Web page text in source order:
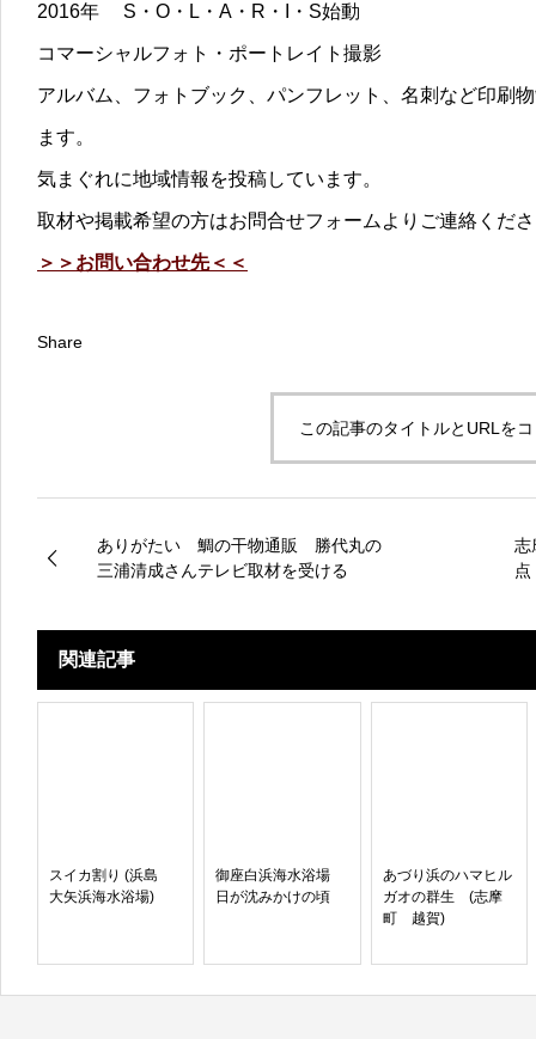
2016年 S・O・L・A・R・I・S始動
コマーシャルフォト・ポートレイト撮影
アルバム、フォトブック、パンフレット、名刺など印刷
ます。
気まぐれに地域情報を投稿しています。
取材や掲載希望の方はお問合せフォームよりご連絡くだ
＞＞お問い合わせ先＜＜
Share
この記事のタイトルとURLを
ありがたい 鯛の干物通販 勝代丸の
三浦清成さんテレビ取材を受ける
志
点
関連記事
スイカ割り (浜島
大矢浜海水浴場)
御座白浜海水浴場
日が沈みかけの頃
あづり浜のハマヒル
ガオの群生 (志摩
町 越賀)